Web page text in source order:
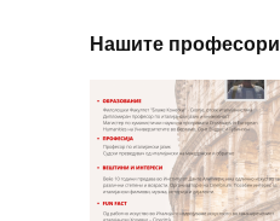
Нашите професори